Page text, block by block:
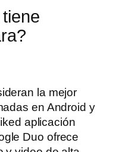
la mejor
en Android y
aplicación
Duo ofrece